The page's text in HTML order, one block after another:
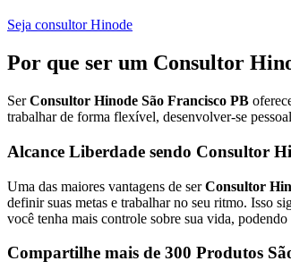
Seja consultor Hinode
Por que ser um Consultor
SerConsultor Hinode São Francisco PB
trabalhar de forma flexível, desenvolver-se
Alcance Liberdade sendo Consultor
Uma das maiores vantagens de serConsultor
definir suas metas e trabalhar no seu ritmo. Isso
você tenha mais controle sobre sua vida,
Compartilhe mais de 300 Produtos